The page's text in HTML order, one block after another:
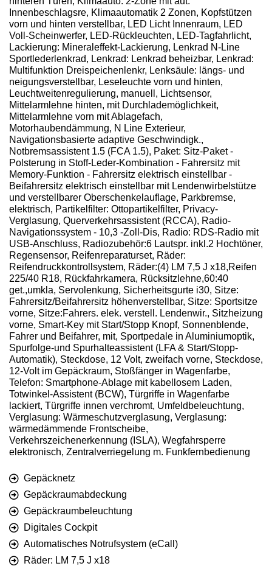
Innenbeschlagsre, Klimaautomatik 2 Zonen, Kopfstützen
vorn und hinten verstellbar, LED Licht Innenraum, LED
Voll-Scheinwerfer, LED-Rückleuchten, LED-Tagfahrlicht,
Lackierung: Mineraleffekt-Lackierung, Lenkrad N-Line
Sportlederlenkrad, Lenkrad: Lenkrad beheizbar, Lenkrad:
Multifunktion Dreispeichenlenkr, Lenksäule: längs- und
neigungsverstellbar, Leseleuchte vorn und hinten,
Leuchtweitenregulierung, manuell, Lichtsensor,
Mittelarmlehne hinten, mit Durchlademöglichkeit,
Mittelarmlehne vorn mit Ablagefach,
Motorhaubendämmung, N Line Exterieur,
Navigationsbasierte adaptive Geschwindigk.,
Notbremsassistent 1.5 (FCA 1.5), Paket: Sitz-Paket -
Polsterung in Stoff-Leder-Kombination - Fahrersitz mit
Memory-Funktion - Fahrersitz elektrisch einstellbar -
Beifahrersitz elektrisch einstellbar mit Lendenwirbelstütze
und verstellbarer Oberschenkelauflage, Parkbremse,
elektrisch, Partikelfilter: Ottopartikelfilter, Privacy-
Verglasung, Querverkehrsassistent (RCCA), Radio-
Navigationssystem - 10,3 -Zoll-Dis, Radio: RDS-Radio mit
USB-Anschluss, Radiozubehör:6 Lautspr. inkl.2 Hochtöner,
Regensensor, Reifenreparaturset, Räder:
Reifendruckkontrollsystem, Räder:(4) LM 7,5 J x18,Reifen
225/40 R18, Rückfahrkamera, Rücksitzlehne,60:40
get.,umkla, Servolenkung, Sicherheitsgurte i30, Sitze:
Fahrersitz/Beifahrersitz höhenverstellbar, Sitze: Sportsitze
vorne, Sitze:Fahrers. elek. verstell. Lendenwir., Sitzheizung
vorne, Smart-Key mit Start/Stopp Knopf, Sonnenblende,
Fahrer und Beifahrer, mit, Sportpedale in Aluminiumoptik,
Spurfolge-und Spurhalteassistent (LFA & Start/Stopp-
Automatik), Steckdose, 12 Volt, zweifach vorne, Steckdose,
12-Volt im Gepäckraum, Stoßfänger in Wagenfarbe,
Telefon: Smartphone-Ablage mit kabellosem Laden,
Totwinkel-Assistent (BCW), Türgriffe in Wagenfarbe
lackiert, Türgriffe innen verchromt, Umfeldbeleuchtung,
Verglasung: Wärmeschutzverglasung, Verglasung:
wärmedämmende Frontscheibe,
Verkehrszeichenerkennung (ISLA), Wegfahrsperre
elektronisch, Zentralverriegelung m. Funkfernbedienung
Gepäcknetz
Gepäckraumabdeckung
Gepäckraumbeleuchtung
Digitales Cockpit
Automatisches Notrufsystem (eCall)
Räder: LM 7,5 J x18